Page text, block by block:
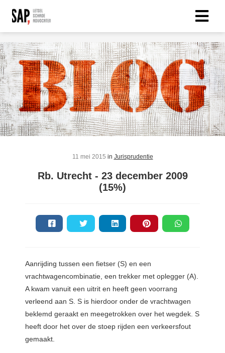
11 mei 2015 in Jurisprudentie
Rb. Utrecht - 23 december 2009
(15%)
Aanrijding tussen een fietser (S) en een
vrachtwagencombinatie, een trekker met oplegger (A).
A kwam vanuit een uitrit en heeft geen voorrang
verleend aan S. S is hierdoor onder de vrachtwagen
beklemd geraakt en meegetrokken over het wegdek. S
heeft door het over de stoep rijden een verkeersfout
gemaakt.